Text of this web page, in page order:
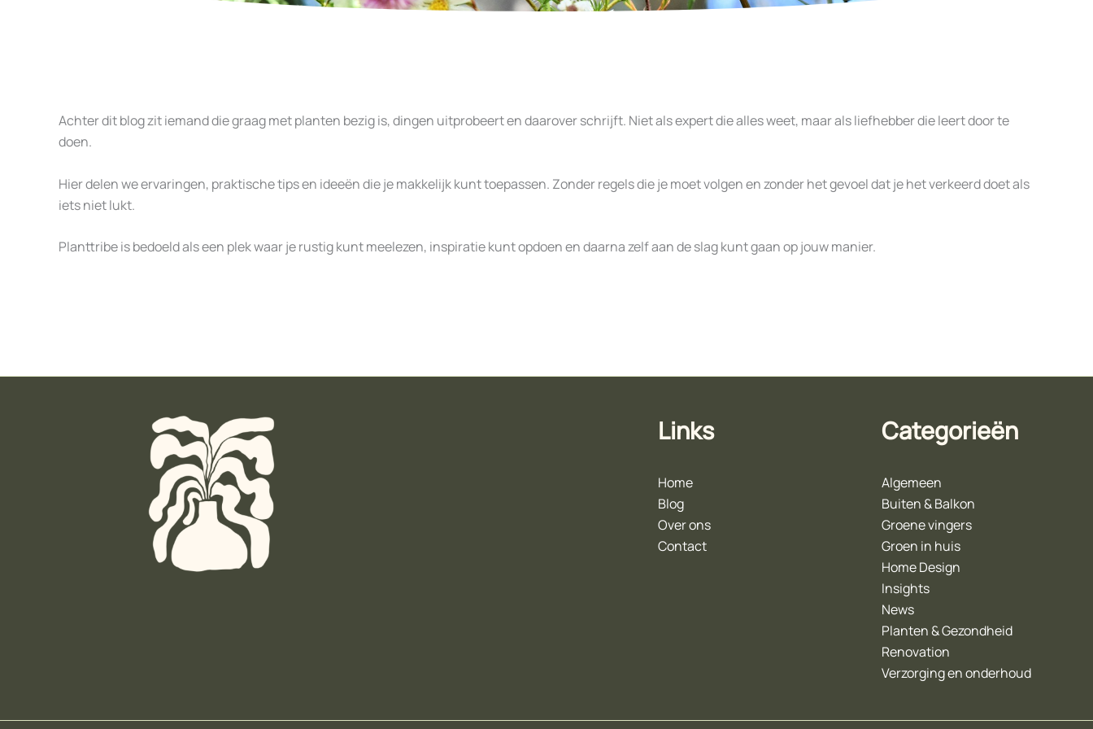
Achter dit blog zit iemand die graag met planten bezig is, dingen uitprobeert en daarover schrijft. Niet als expert die alles weet, maar als liefhebber die leert door te
doen.
Hier delen we ervaringen, praktische tips en ideeën die je makkelijk kunt toepassen. Zonder regels die je moet volgen en zonder het gevoel dat je het verkeerd doet als
iets niet lukt.
Planttribe is bedoeld als een plek waar je rustig kunt meelezen, inspiratie kunt opdoen en daarna zelf aan de slag kunt gaan op jouw manier.
Links
Home
Blog
Over ons
Contact
Categorieën
Algemeen
Buiten & Balkon
Groene vingers
Groen in huis
Home Design
Insights
News
Planten & Gezondheid
Renovation
Verzorging en onderhoud